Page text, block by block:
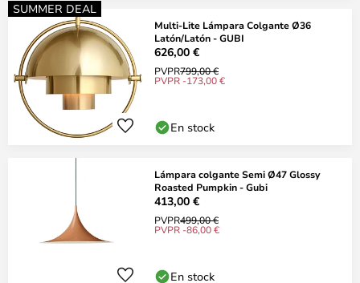
SUMMER DEAL
Multi-Lite Lámpara Colgante Ø36
Latón/Latón - GUBI
626,00 €
PVPR799,00 €
PVPR -173,00 €
En stock
Lámpara colgante Semi Ø47 Glossy
Roasted Pumpkin - Gubi
413,00 €
PVPR499,00 €
PVPR -86,00 €
En stock